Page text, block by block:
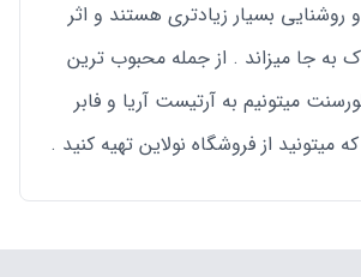
روشنایی بسیار زیادتری هستند و اثر
به جا میزاند . از جمله محبوب ترین
میتونیم به آرتیست آریا و فابر
میتونید از فروشگاه نولاین تهیه کنید .